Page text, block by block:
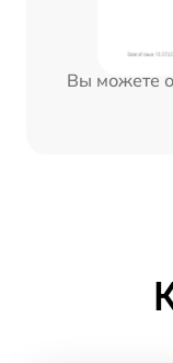
Вы можете